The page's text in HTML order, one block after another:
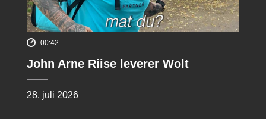
00:42
John Arne Riise leverer Wolt
28. juli 2026